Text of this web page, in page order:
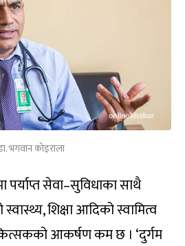
भगवान कोइराला
पर्याप्त सेवा–सुविधाका साथै
शिक्षा आदिको स्वामित्व
आकर्षण कम छ । ‘दुर्गम